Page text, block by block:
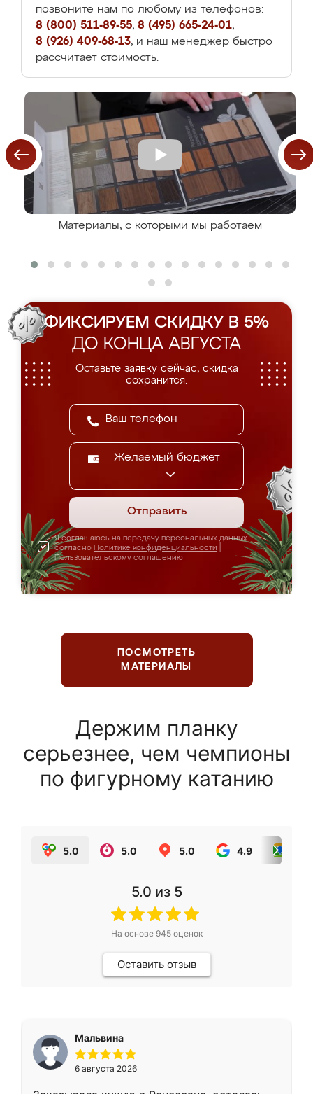
позвоните нам по любому из телефонов:
8 (800) 511-89-55, 8 (495) 665-24-01,
8 (926) 409-68-13, и наш менеджер быстро
рассчитает стоимость.
Материалы, с которыми мы работаем
ФИКСИРУЕМ СКИДКУ В 5%
ДО КОНЦА АВГУСТА
Оставьте заявку сейчас, скидка
сохранится.
Желаемый бюджет
Отправить
Я соглашаюсь на передачу персональных данных
согласно Политике конфиденциальности
Пользовательскому соглашению
ПОСМОТРЕТЬ
МАТЕРИАЛЫ
Держим планку
серьезнее, чем чемпионы
по фигурному катанию
5.0 5.0 5.0 4.9
5.0 из 5
На основе 945оценок
Оставить отзыв
Мальвина
6 августа 2026